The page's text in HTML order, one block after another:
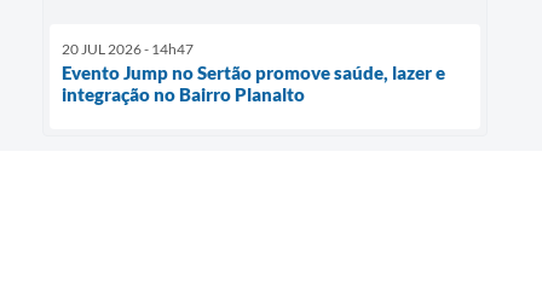
20 JUL 2026 - 14h47
Evento Jump no Sertão promove saúde, lazer e
integração no Bairro Planalto